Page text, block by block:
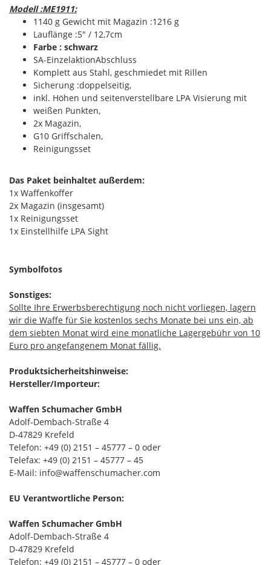
Modell :ME1911:
1140 g Gewicht mit Magazin :1216 g
Lauflänge :5" / 12,7cm
Farbe : schwarz
SA-EinzelaktionAbschluss
Komplett aus Stahl, geschmiedet mit Rillen
Sicherung :doppelseitig,
inkl. Höhen und seitenverstellbare LPA Visierung mit
weißen Punkten,
2x Magazin,
G10 Griffschalen,
Reinigungsset
Das Paket beinhaltet außerdem:
1x Waffenkoffer
2x Magazin (insgesamt)
1x Reinigungsset
1x Einstellhilfe LPA Sight
Symbolfotos
Sonstiges:
Sollte Ihre Erwerbsberechtigung noch nicht vorliegen, lagern
wir die Waffe für Sie kostenlos sechs Monate bei uns ein, ab
dem siebten Monat wird eine monatliche Lagergebühr von 10
Euro pro angefangenem Monat fällig.
Produktsicherheitshinweise:
Hersteller/Importeur:
Waffen Schumacher GmbH
Adolf-Dembach-Straße 4
D-47829 Krefeld
Telefon: +49 (0) 2151 – 45777 – 0 oder
Telefax: +49 (0) 2151 – 45777 – 45
E-Mail: info@waffenschumacher.com
EU Verantwortliche Person:
Waffen Schumacher GmbH
Adolf-Dembach-Straße 4
D-47829 Krefeld
Telefon: +49 (0) 2151 – 45777 – 0 oder